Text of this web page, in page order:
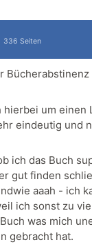
336 Seiten
um einen
eindeutig und
ich das Buch
gut finden
aaah - ich
ich sonst zu
was mich
gebracht hat.